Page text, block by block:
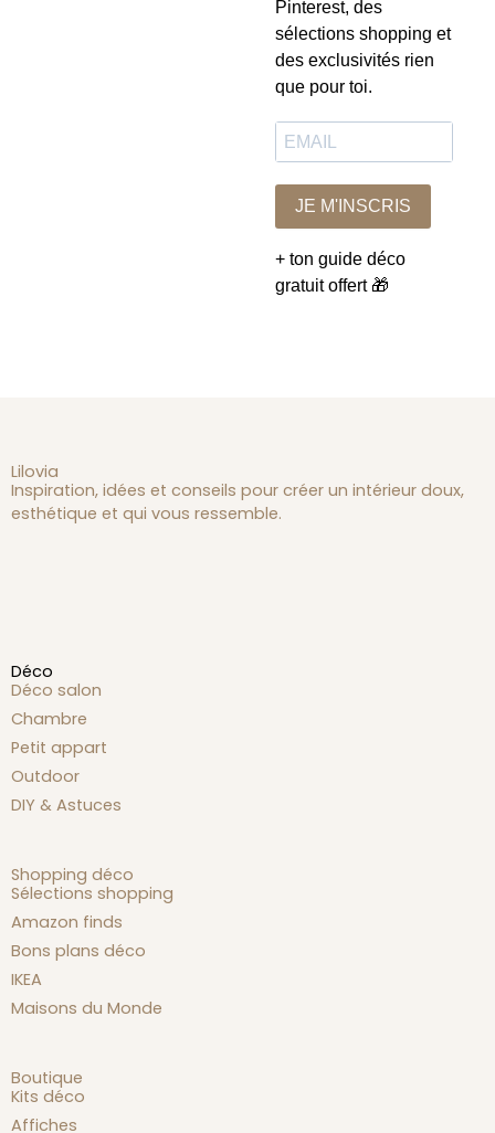
Pinterest, des
sélections shopping et
des exclusivités rien
que pour toi.
JE M'INSCRIS
+ ton guide déco
gratuit offert 🎁
Lilovia
Inspiration, idées et conseils pour créer un intérieur doux,
esthétique et qui vous ressemble.
Déco
Déco salon
Chambre
Petit appart
Outdoor
DIY & Astuces
Shopping déco
Sélections shopping
Amazon finds
Bons plans déco
IKEA
Maisons du Monde
Boutique
Kits déco
Affiches